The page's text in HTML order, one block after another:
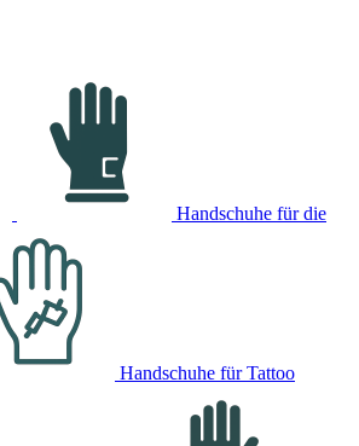
Handschuhe für die
Handschuhe für Tattoo